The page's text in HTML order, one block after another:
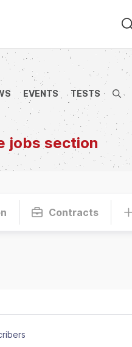
EVENTS TESTS
jobs section
Contracts
Assurance Economie